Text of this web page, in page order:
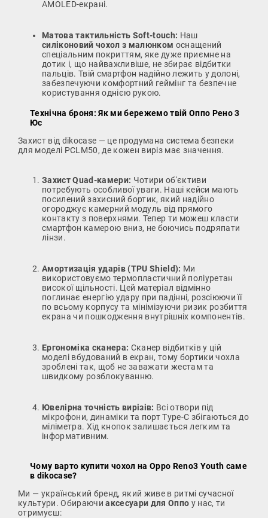
AMOLED-екрані.
Матова тактильність Soft-touch: Наш
силіконовий чохол з малюнком оснащений
спеціальним покриттям, яке дуже приємне на
дотик і, що найважливіше, не збирає відбитки
пальців. Твій смартфон надійно лежить у долоні,
забезпечуючи комфортний геймінг та безпечне
користування однією рукою.
Технічна броня: Як ми бережемо твій Оппо Рено 3
Юс
Захист від dikocase — це продумана система безпеки
для моделі PCLM50, де кожен виріз має значення.
Захист Quad-камери: Чотири об'єктиви
потребують особливої уваги. Наші кейси мають
посилений захисний бортик, який надійно
огороджує камерний модуль від прямого
контакту з поверхнями. Тепер ти можеш класти
смартфон камерою вниз, не боючись подряпати
лінзи.
Амортизація ударів (TPU Shield): Ми
використовуємо термопластичний поліуретан
високої щільності. Цей матеріал відмінно
поглинає енергію удару при падінні, розсіюючи її
по всьому корпусу та мінімізуючи ризик розбиття
екрана чи пошкодження внутрішніх компонентів.
Ергономіка сканера: Сканер відбитків у цій
моделі вбудований в екран, тому бортики чохла
зроблені так, щоб не заважати жестам та
швидкому розблокуванню.
Ювелірна точність вирізів: Всі отвори під
мікрофони, динаміки та порт Type-C збігаються до
міліметра. Хід кнопок залишається легким та
інформативним.
Чому варто купити чохол на Oppo Reno3 Youth саме
в dikocase?
Ми — український бренд, який живе в ритмі сучасної
культури. Обираючиаксесуари для Оппо у нас, ти
отримуєш: